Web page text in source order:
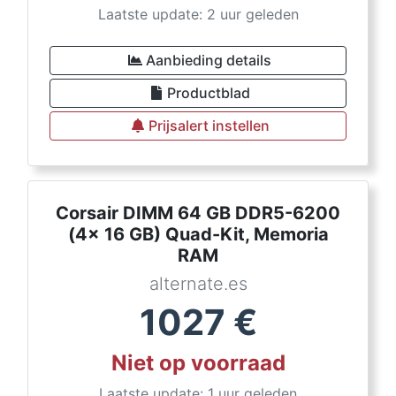
Laatste update: 2 uur geleden
Aanbieding details
Productblad
Prijsalert instellen
Corsair DIMM 64 GB DDR5-6200
(4x 16 GB) Quad-Kit, Memoria
RAM
alternate.es
1027 €
Niet op voorraad